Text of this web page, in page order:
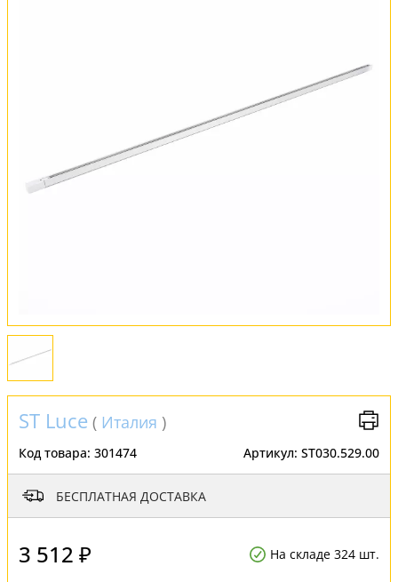
FAQ
ST Luce ( Италия )
Код товара: 301474 Артикул: ST030.529.00
БЕСПЛАТНАЯ ДОСТАВКА
3 512 ₽ На складе 324 шт.